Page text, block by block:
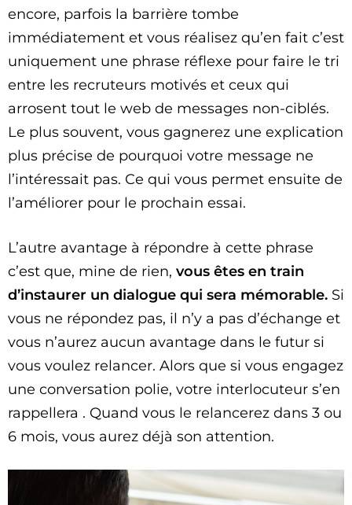
encore, parfois la barrière tombe
immédiatement et vous réalisez qu’en fait c’est
uniquement une phrase réflexe pour faire le tri
entre les recruteurs motivés et ceux qui
arrosent tout le web de messages non-ciblés.
Le plus souvent, vous gagnerez une explication
plus précise de pourquoi votre message ne
l’intéressait pas. Ce qui vous permet ensuite de
l’améliorer pour le prochain essai.
L’autre avantage à répondre à cette phrase
c’est que, mine de rien, vous êtes en train
d’instaurer un dialogue qui sera mémorable. Si
vous ne répondez pas, il n’y a pas d’échange et
vous n’aurez aucun avantage dans le futur si
vous voulez relancer. Alors que si vous engagez
une conversation polie, votre interlocuteur s’en
rappellera . Quand vous le relancerez dans 3 ou
6 mois, vous aurez déjà son attention.